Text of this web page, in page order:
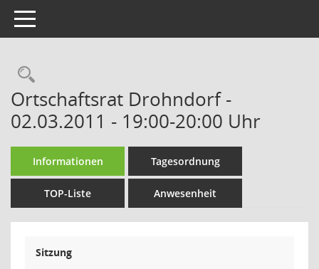
Toggle navigation
Rechercheauswahl
Ortschaftsrat Drohndorf -
02.03.2011 - 19:00-20:00 Uhr
Informationen Tagesordnung
TOP-Liste Anwesenheit
Sitzung